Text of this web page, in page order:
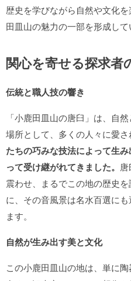
歴史を学びながら自然や文化
田皿山の魅力の一部を形成して
関心を寄せる探求者
伝統と職人技の響き
「小鹿田皿山の唐臼」は、自
場所として、多くの人々に愛さ
たちの巧みな技法によって生
って受け継がれてきました。
震わせ、まるでこの地の歴史
に、その音風景は名水百選に
ます。
自然が生み出す美と文化
この小鹿田皿山の地は、単に